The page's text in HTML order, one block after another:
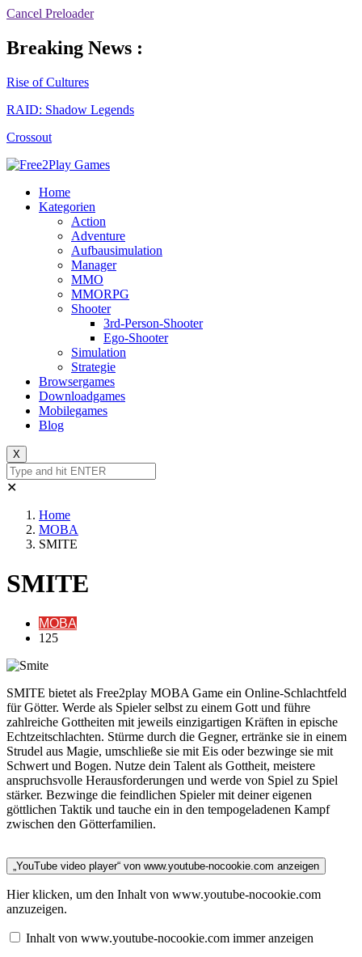
Cancel Preloader
Breaking News :
Rise of Cultures
RAID: Shadow Legends
Crossout
Home
Kategorien
Action
Adventure
Aufbausimulation
Manager
MMO
MMORPG
Shooter
3rd-Person-Shooter
Ego-Shooter
Simulation
Strategie
Browsergames
Downloadgames
Mobilegames
Blog
X
✕
Home
MOBA
SMITE
SMITE
MOBA
125
SMITE bietet als Free2play MOBA Game ein Online-Schlachtfeld
für Götter. Werde als Spieler selbst zu einem Gott und führe
zahlreiche Gottheiten mit jeweils einzigartigen Kräften in epische
Echtzeitschlachten. Stürme durch die Gegner, ertränke sie in einem
Strudel aus Magie, umschließe sie mit Eis oder bezwinge sie mit
Schwert und Bogen. Nutze dein Talent als Gottheit, meistere
anspruchsvolle Herausforderungen und werde von Spiel zu Spiel
stärker. Bezwinge die feindlichen Spieler mit deiner eigenen
göttlichen Taktik und tauche ein in den tempogeladenen Kampf
zwischen den Götterfamilien.
„YouTube video player“ von www.youtube-nocookie.com anzeigen
Hier klicken, um den Inhalt von www.youtube-nocookie.com
anzuzeigen.
Inhalt von www.youtube-nocookie.com immer anzeigen